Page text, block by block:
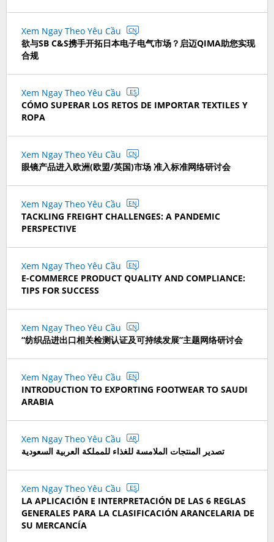
Xem Ngay Theo Yêu Cầu CN
欲与SB C&S携手开拓日本电子电气市场？启迈QIMA助您实现
合规
Xem Ngay Theo Yêu Cầu ES
CÓMO SUPERAR LOS RETOS DE IMPORTAR TEXTILES Y
ROPA
Xem Ngay Theo Yêu Cầu CN
眼镜产品进入欧洲(欧盟/英国)市场 准入标准网络研讨会
Xem Ngay Theo Yêu Cầu EN
TACKLING FREIGHT CHALLENGES: A PANDEMIC
PERSPECTIVE
Xem Ngay Theo Yêu Cầu EN
E-COMMERCE PRODUCT QUALITY AND COMPLIANCE:
TIPS FOR SUCCESS
Xem Ngay Theo Yêu Cầu CN
“纺织品进出口相关检测认证及可持续发展”主题网络研讨会
Xem Ngay Theo Yêu Cầu EN
INTRODUCTION TO EXPORTING FOOTWEAR TO SAUDI
ARABIA
Xem Ngay Theo Yêu Cầu AR
تصدير المنتجات الملامسة للغذاء للمملكة العربية السعودية
Xem Ngay Theo Yêu Cầu ES
LA APLICACIÓN E INTERPRETACIÓN DE LAS 6 REGLAS
GENERALES PARA LA CLASIFICACIÓN ARANCELARIA DE
SU MERCANCÍA